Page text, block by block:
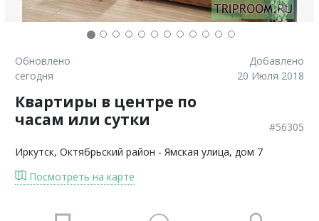
Обновлено
сегодня
Добавлено
20 Июля 2018
Квартиры в центре по
часам или сутки
#56305
Иркутск, Октябрьский район - Ямская улица, дом 7
Посмотреть на карте